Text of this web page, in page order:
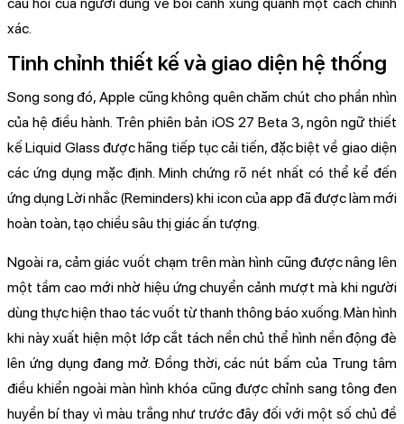
xác.
Tinh chỉnh thiết kế và giao diện hệ thống
Song song đó, Apple cũng không quên chăm chút cho phần nhìn
của hệ điều hành. Trên phiên bản iOS 27 Beta 3, ngôn ngữ thiết
kế Liquid Glass được hãng tiếp tục cải tiến, đặc biệt về giao diện
các ứng dụng mặc định. Minh chứng rõ nét nhất có thể kể đến
ứng dụng Lời nhắc (Reminders) khi icon của app đã được làm mới
hoàn toàn, tạo chiều sâu thị giác ấn tượng.
Ngoài ra, cảm giác vuốt chạm trên màn hình cũng được nâng lên
một tầm cao mới nhờ hiệu ứng chuyển cảnh mượt mà khi người
dùng thực hiện thao tác vuốt từ thanh thông báo xuống. Màn hình
khi này xuất hiện một lớp cắt tách nền chủ thể hình nền động đè
lên ứng dụng đang mở. Đồng thời, các nút bấm của Trung tâm
điều khiển ngoài màn hình khóa cũng được chỉnh sang tông đen
huyền bí thay vì màu trắng như trước đây đối với một số chủ đề